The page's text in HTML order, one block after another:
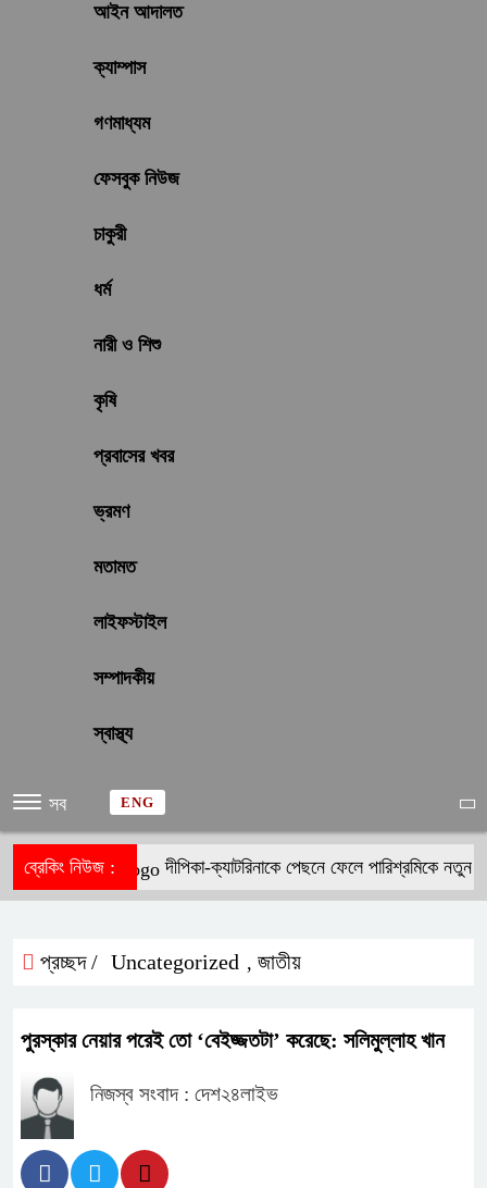
আইন আদালত
ক্যাম্পাস
গণমাধ্যম
ফেসবুক নিউজ
চাকুরী
ধর্ম
নারী ও শিশু
কৃষি
প্রবাসের খবর
ভ্রমণ
মতামত
লাইফস্টাইল
সম্পাদকীয়
স্বাস্থ্য
সব ENG
ব্রেকিং নিউজ : দীপিকা-ক্যাটরিনাকে পেছনে ফেলে পারিশ্রমিকে নতুন
প্রচ্ছদ / Uncategorized , জাতীয়
পুরস্কার নেয়ার পরেই তো ‘বেইজ্জতটা’ করেছে: সলিমুল্লাহ খান
নিজস্ব সংবাদ : দেশ২৪লাইভ